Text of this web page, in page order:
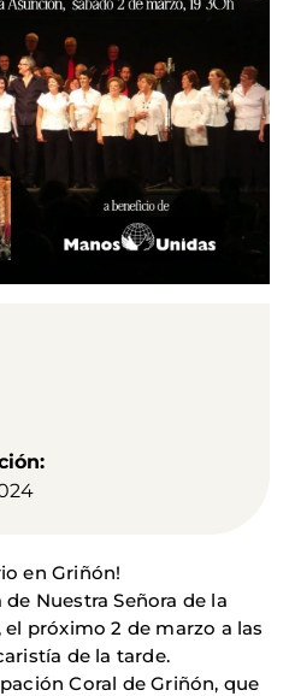
en Griñón!
Nuestra Señora de la
próximo 2 de marzo a las
de la tarde.
Coral de Griñón, que